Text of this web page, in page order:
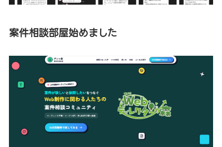
案件相談部屋始めました